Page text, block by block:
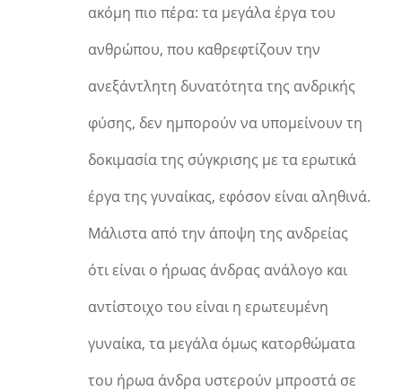
ακόμη πιο πέρα: τα μεγάλα έργα του
ανθρώπου, που καθρεφτίζουν την
ανεξάντλητη δυνατότητα της ανδρικής
φύσης, δεν ημπορούν να υπομείνουν τη
δοκιμασία της σύγκρισης με τα ερωτικά
έργα της γυναίκας, εφόσον είναι αληθινά.
Μάλιστα από την άποψη της ανδρείας
ότι είναι ο ήρωας άνδρας ανάλογο και
αντίστοιχο του είναι η ερωτευμένη
γυναίκα, τα μεγάλα όμως κατορθώματα
του ήρωα άνδρα υστερούν μπροστά σε